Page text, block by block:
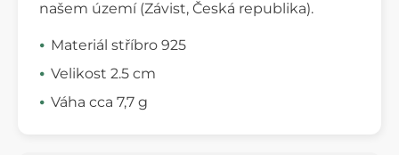
našem území (Závist, Česká republika).
Materiál stříbro 925
Velikost 2.5 cm
Váha cca 7,7 g